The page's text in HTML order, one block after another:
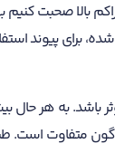
بالا صحبت
برای پیوند
متفاوت است.